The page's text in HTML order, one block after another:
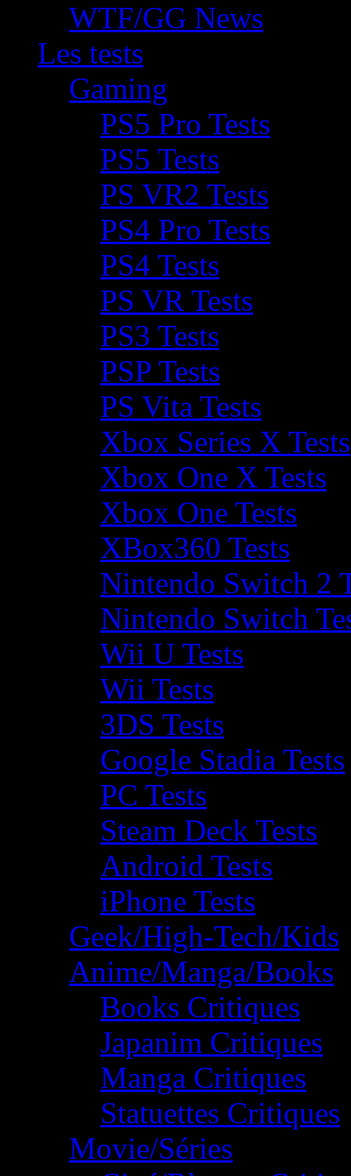
WTF/GG News
Les tests
Gaming
PS5 Pro Tests
PS5 Tests
PS VR2 Tests
PS4 Pro Tests
PS4 Tests
PS VR Tests
PS3 Tests
PSP Tests
PS Vita Tests
Xbox Series X Tests
Xbox One X Tests
Xbox One Tests
XBox360 Tests
Nintendo Switch 2
Nintendo Switch
Wii U Tests
Wii Tests
3DS Tests
Google Stadia Tests
PC Tests
Steam Deck Tests
Android Tests
iPhone Tests
Geek/High-Tech/Kids
Anime/Manga/Books
Books Critiques
Japanim Critiques
Manga Critiques
Statuettes Critiques
Movie/Séries